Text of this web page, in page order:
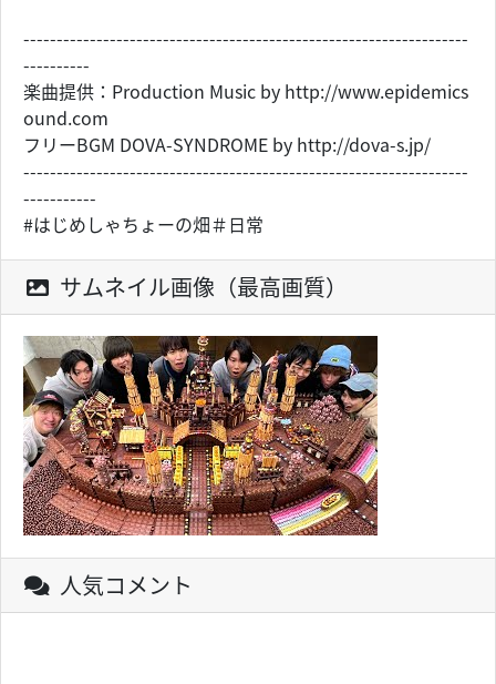
-------------------------------------------------------------------
----------
楽曲提供：Production Music by http://www.epidemics
ound.com
フリーBGM DOVA-SYNDROME by http://dova-s.jp/
-------------------------------------------------------------------
-----------
#はじめしゃちょーの畑＃日常
サムネイル画像（最高画質）
人気コメント